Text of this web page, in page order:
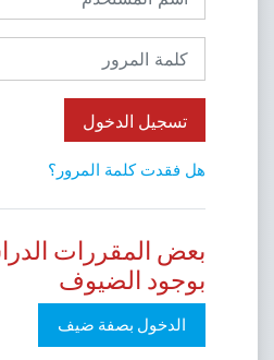
كلمة المرور
تسجيل الدخول
هل فقدت كلمة المرور؟
بعض المقررات
بوجود الضيوف
الدخول بصفة ضيف